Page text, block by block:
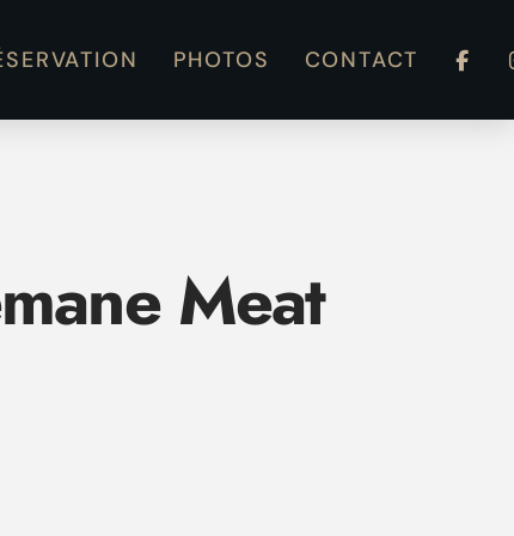
PHOTOS CONTACT
Meat